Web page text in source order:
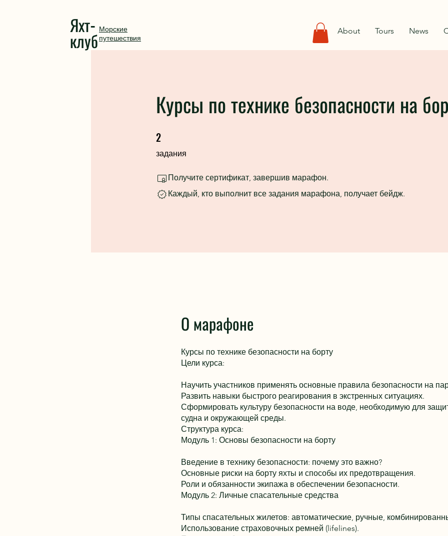
Яхт-
клуб Морские
путешествия
About Tours News
Курсы по технике безопасности на
2
задания
2 задания
Получите сертификат, завершив марафон.
Каждый, кто выполнит все задания марафона, получает бейдж.
О марафоне
Курсы по технике безопасности на борту
Цели курса:
Научить участников применять основные правила безопасности на
Развить навыки быстрого реагирования в экстренных ситуациях.
Сформировать культуру безопасности на воде, необходимую для
судна и окружающей среды.
Структура курса:
Модуль 1: Основы безопасности на борту
Введение в технику безопасности: почему это важно?
Основные риски на борту яхты и способы их предотвращения.
Роли и обязанности экипажа в обеспечении безопасности.
Модуль 2: Личные спасательные средства
Типы спасательных жилетов: автоматические, ручные,
Использование страховочных ремней (lifelines).